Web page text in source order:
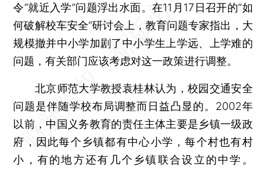
令“就近入学”问题浮出水面。在11月17日召开的“如
何破解校车安全”研讨会上，教育问题专家指出，大
规模撤并中小学加剧了中小学生上学远、上学难的
问题，有关部门应该考虑对这一政策进行调整。
北京师范大学教授袁桂林认为，校园交通安全
问题是伴随学校布局调整而日益凸显的。2002年
以前，中国义务教育的责任主体主要是乡镇一级政
府，因此每个乡镇都有中心小学，每个村也有村
小，有的地方还有几个乡镇联合设立的中学。